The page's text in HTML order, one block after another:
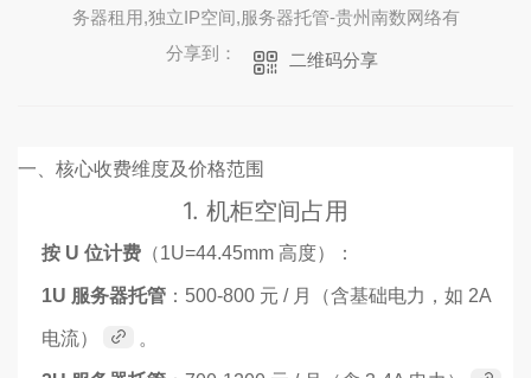
务器租用,独立IP空间,服务器托管-贵州南数网络有
分享到：
二维码分享
一、核心收费维度及价格范围
1. 机柜空间占用
按 U 位计费 （1U=44.45mm 高度）：
1U 服务器托管 ：500-800 元 / 月（含基础电力，如 2A
电流） 。